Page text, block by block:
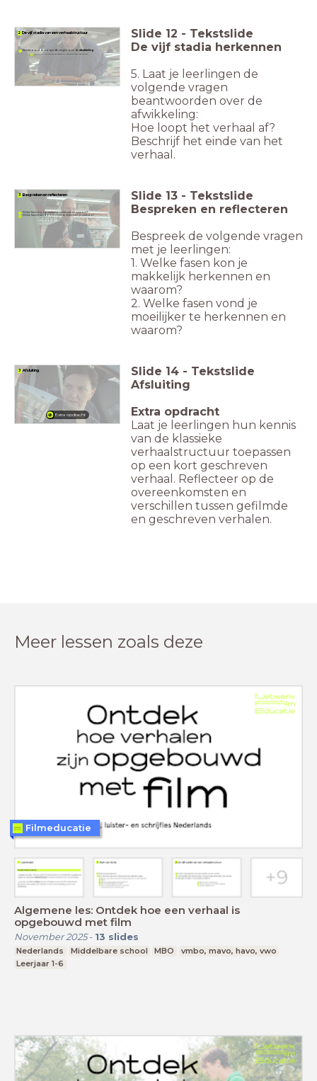
Beantwoord de volgende vragen over de afwikkeling
2 De vijf stadia van een verhaalstructuur
5.
Slide 12 - Tekstslide
De vijf stadia herkennen
5. Laat je leerlingen de
volgende vragen
beantwoorden over de
afwikkeling:
Hoe loopt het verhaal af?
Beschrijf het einde van het
verhaal.
Welke fasen kon je makkelijk herkennen en waarom?
Welke fasen vond je moeilijker te herkennen en waarom?
3 Bespreken en reflecteren Slide 13 - Tekstslide
Bespreken en reflecteren
Bespreek de volgende vragen
met je leerlingen:
1. Welke fasen kon je
makkelijk herkennen en
waarom?
2. Welke fasen vond je
moeilijker te herkennen en
waarom?
3 Afsluiting
Extra opdracht
Slide 14 - Tekstslide
Afsluiting
Extra opdracht
Laat je leerlingen hun kennis
van de klassieke
verhaalstructuur toepassen
op een kort geschreven
verhaal. Reflecteer op de
overeenkomsten en
verschillen tussen gefilmde
en geschreven verhalen.
Meer lessen zoals deze
Algemene les: Ontdek hoe een verhaal is
opgebouwd met film
November 2025- 13 slides
Nederlands Middelbare school MBO
vmbo, mavo, havo, vwo
Leerjaar 1-6
Filmeducatie